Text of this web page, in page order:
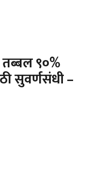
९०%
सुवर्णसंधी –